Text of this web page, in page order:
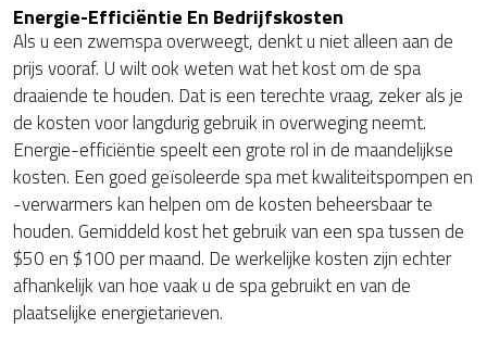
Energie-Efficiëntie En Bedrijfskosten
Als u een zwemspa overweegt, denkt u niet alleen aan de
prijs vooraf. U wilt ook weten wat het kost om de spa
draaiende te houden. Dat is een terechte vraag, zeker als je
de kosten voor langdurig gebruik in overweging neemt.
Energie-efficiëntie speelt een grote rol in de maandelijkse
kosten. Een goed geïsoleerde spa met kwaliteitspompen en
-verwarmers kan helpen om de kosten beheersbaar te
houden. Gemiddeld kost het gebruik van een spa tussen de
$50 en $100 per maand. De werkelijke kosten zijn echter
afhankelijk van hoe vaak u de spa gebruikt en van de
plaatselijke energietarieven.